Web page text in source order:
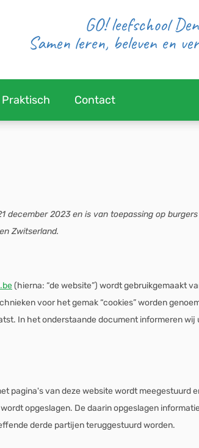
GO! leefschool
Samen leren, beleven en
Praktisch Contact
december 2023 en is van toepassing op
Zwitserland.
(hierna: “de website”) wordt gebruikgemaakt
voor het gemak “cookies” worden
In het onderstaande document informeren wij
pagina's van deze website wordt meegestuurd
opgeslagen. De daarin opgeslagen
derde partijen teruggestuurd worden.